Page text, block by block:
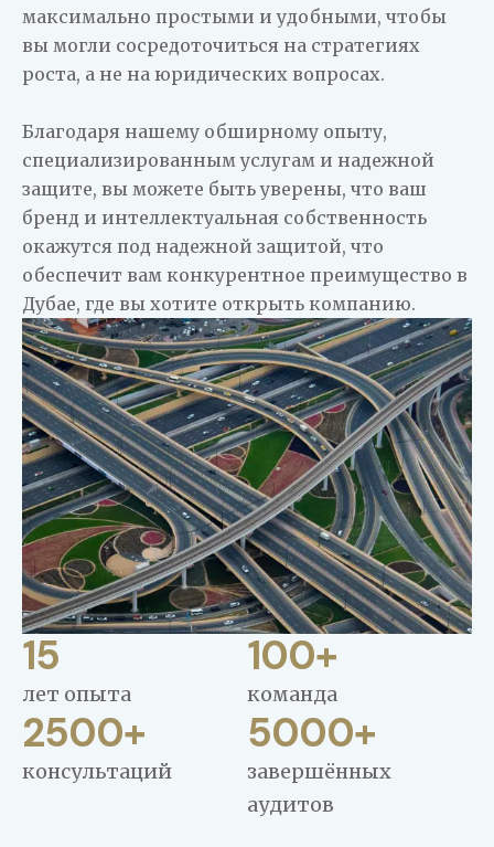
максимально простыми и удобными, чтобы
вы могли сосредоточиться на стратегиях
роста, а не на юридических вопросах.
Благодаря нашему обширному опыту,
специализированным услугам и надежной
защите, вы можете быть уверены, что ваш
бренд и интеллектуальная собственность
окажутся под надежной защитой, что
обеспечит вам конкурентное преимущество в
Дубае, где вы хотите открыть компанию.
15
лет опыта
100+
команда
2500+
консультаций
5000+
завершённых
аудитов